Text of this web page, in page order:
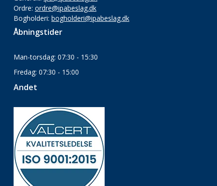
Ordre: ordre@ipabeslag.dk
Bogholderi: bogholderi@ipabeslag.dk
Åbningstider
Man-torsdag: 07:30 - 15:30
Fredag: 07:30 - 15:00
Andet